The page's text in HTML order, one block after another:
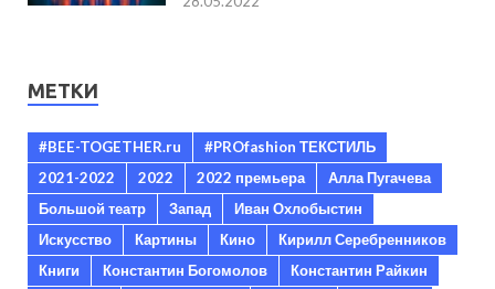
МЕТКИ
#BEE-TOGETHER.ru
#PROfashion ТЕКСТИЛЬ
2021-2022
2022 2022 премьера
Алла Пугачева
Большой театр
Запад
Иван Охлобыстин
Искусство
Картины Кино
Кирилл Серебренников
Книги
Константин Богомолов
Константин Райкин